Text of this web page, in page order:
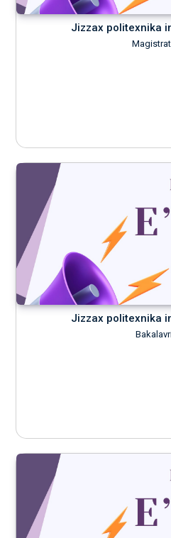
Jizzax politexnika
Jizzax politexnika